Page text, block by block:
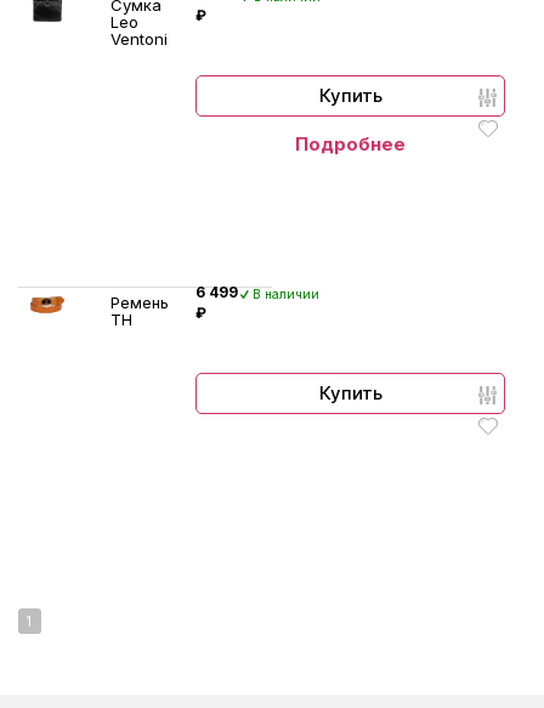
Сумка
Leo
Ventoni
₽
Купить
Подробнее
Ремень
TH
6 499
₽
В наличии
Купить
1